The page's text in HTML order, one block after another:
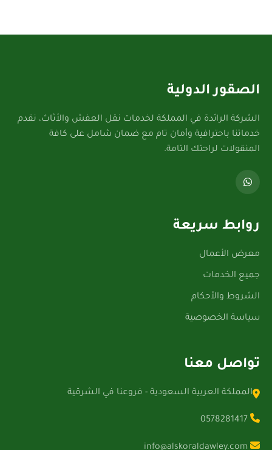
الصقور الدولية
الشركة الرائدة في المملكة لخدمات نقل العفش والأثاث، نقدم
خدماتنا باحترافية وأمان تام مع ضمان شامل على كافة
المنقولات لراحتك التامة.
روابط سريعة
معرض الأعمال
جميع الخدمات
الشروط والأحكام
سياسة الخصوصية
تواصل معنا
المملكة العربية السعودية - فروعنا في الشرقية